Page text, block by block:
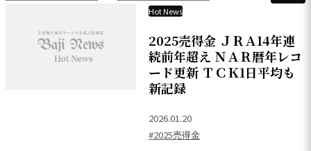
Hot News
2025売得金 ＪＲＡ14年連
続前年超え ＮＡＲ暦年レコ
ード更新 ＴＣＫ1日平均も
新記録
2026.01.20
#2025売得金